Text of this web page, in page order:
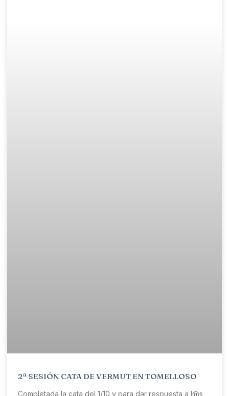
2ª SESIÓN CATA DE VERMUT EN TOMELLOSO
Completada la cata del 1/10 y para dar respuesta a l@s